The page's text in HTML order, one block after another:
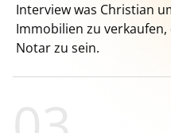
Interview was Christian
Immobilien zu
Notar zu sein.